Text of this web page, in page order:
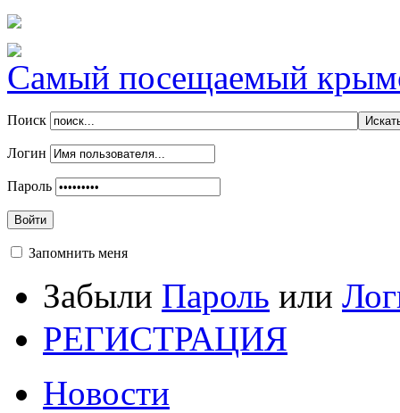
Самый посещаемый
Поиск
Логин
Пароль
Войти
Запомнить меня
Забыли Пароль или
РЕГИСТРАЦИЯ
Новости